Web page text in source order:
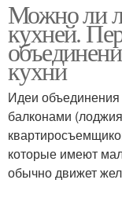
Можно ли
кухней.
кухни
Идеи
балконами
которые имеют
обычно движет